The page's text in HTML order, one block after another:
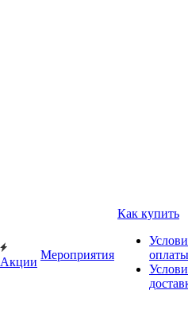
Акции
Мероприятия
Как купить
оплаты